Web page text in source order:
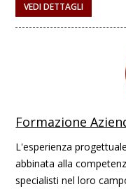
VEDI DETTAGLI
Formazione
L'esperienza
abbinata alla
specialisti nel loro